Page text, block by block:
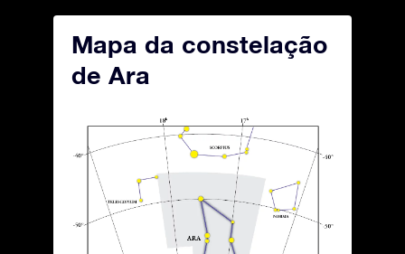
Mapa da constelação
de Ara